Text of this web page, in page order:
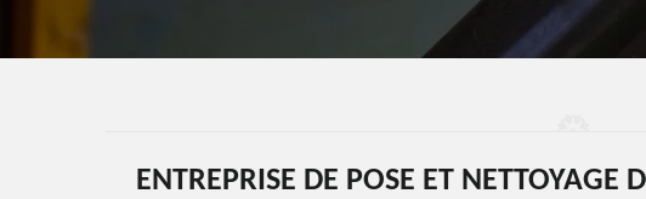
ENTREPRISE DE POSE ET NETTOYAGE